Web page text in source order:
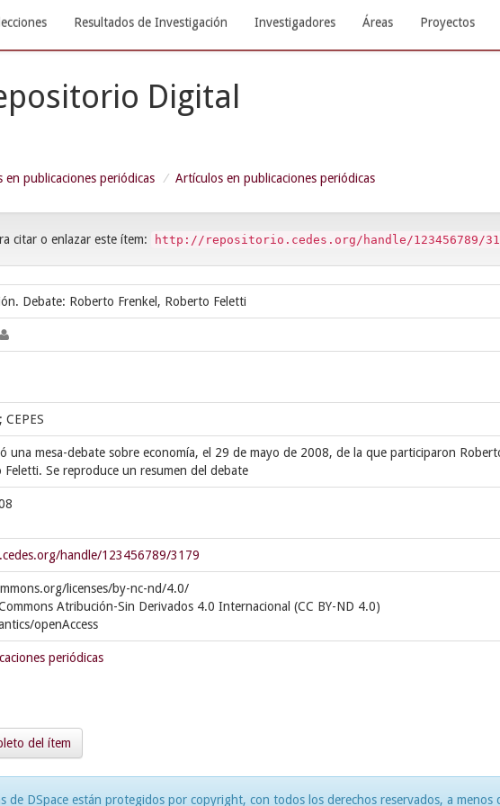
Resultados de Investigación Investigadores Áreas Proyectos
Digital
en publicaciones periódicas Artículos en publicaciones periódicas
citar o enlazar este ítem: http://repositorio.cedes.org/handle/123456789/
Debate: Roberto Frenkel, Roberto Feletti
CEPES
una mesa-debate sobre economía, el 29 de mayo de 2008, de la que participaron
Feletti. Se reproduce un resumen del debate
handle/123456789/3179
licenses/by-nc-nd/4.0/
Atribución-Sin Derivados 4.0 Internacional (CC BY-ND 4.0)
openAccess
periódicas
del ítem
de DSpace están protegidos por copyright, con todos los derechos reservados, a